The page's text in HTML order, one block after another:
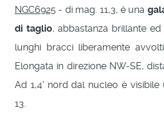
NGC6925 - di mag. 11,3, è una
di taglio, abbastanza brillante
lunghi bracci liberamente
Elongata in direzione NW-SE,
Ad 1,4' nord dal nucleo è visibile
13.